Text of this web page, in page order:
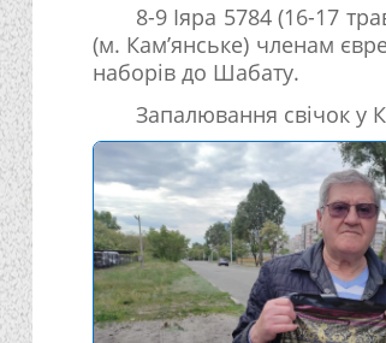
8-9 Іяра 5784 (16-17
(м. Кам’янське) членам
наборів до Шабату.
Запалювання свічок